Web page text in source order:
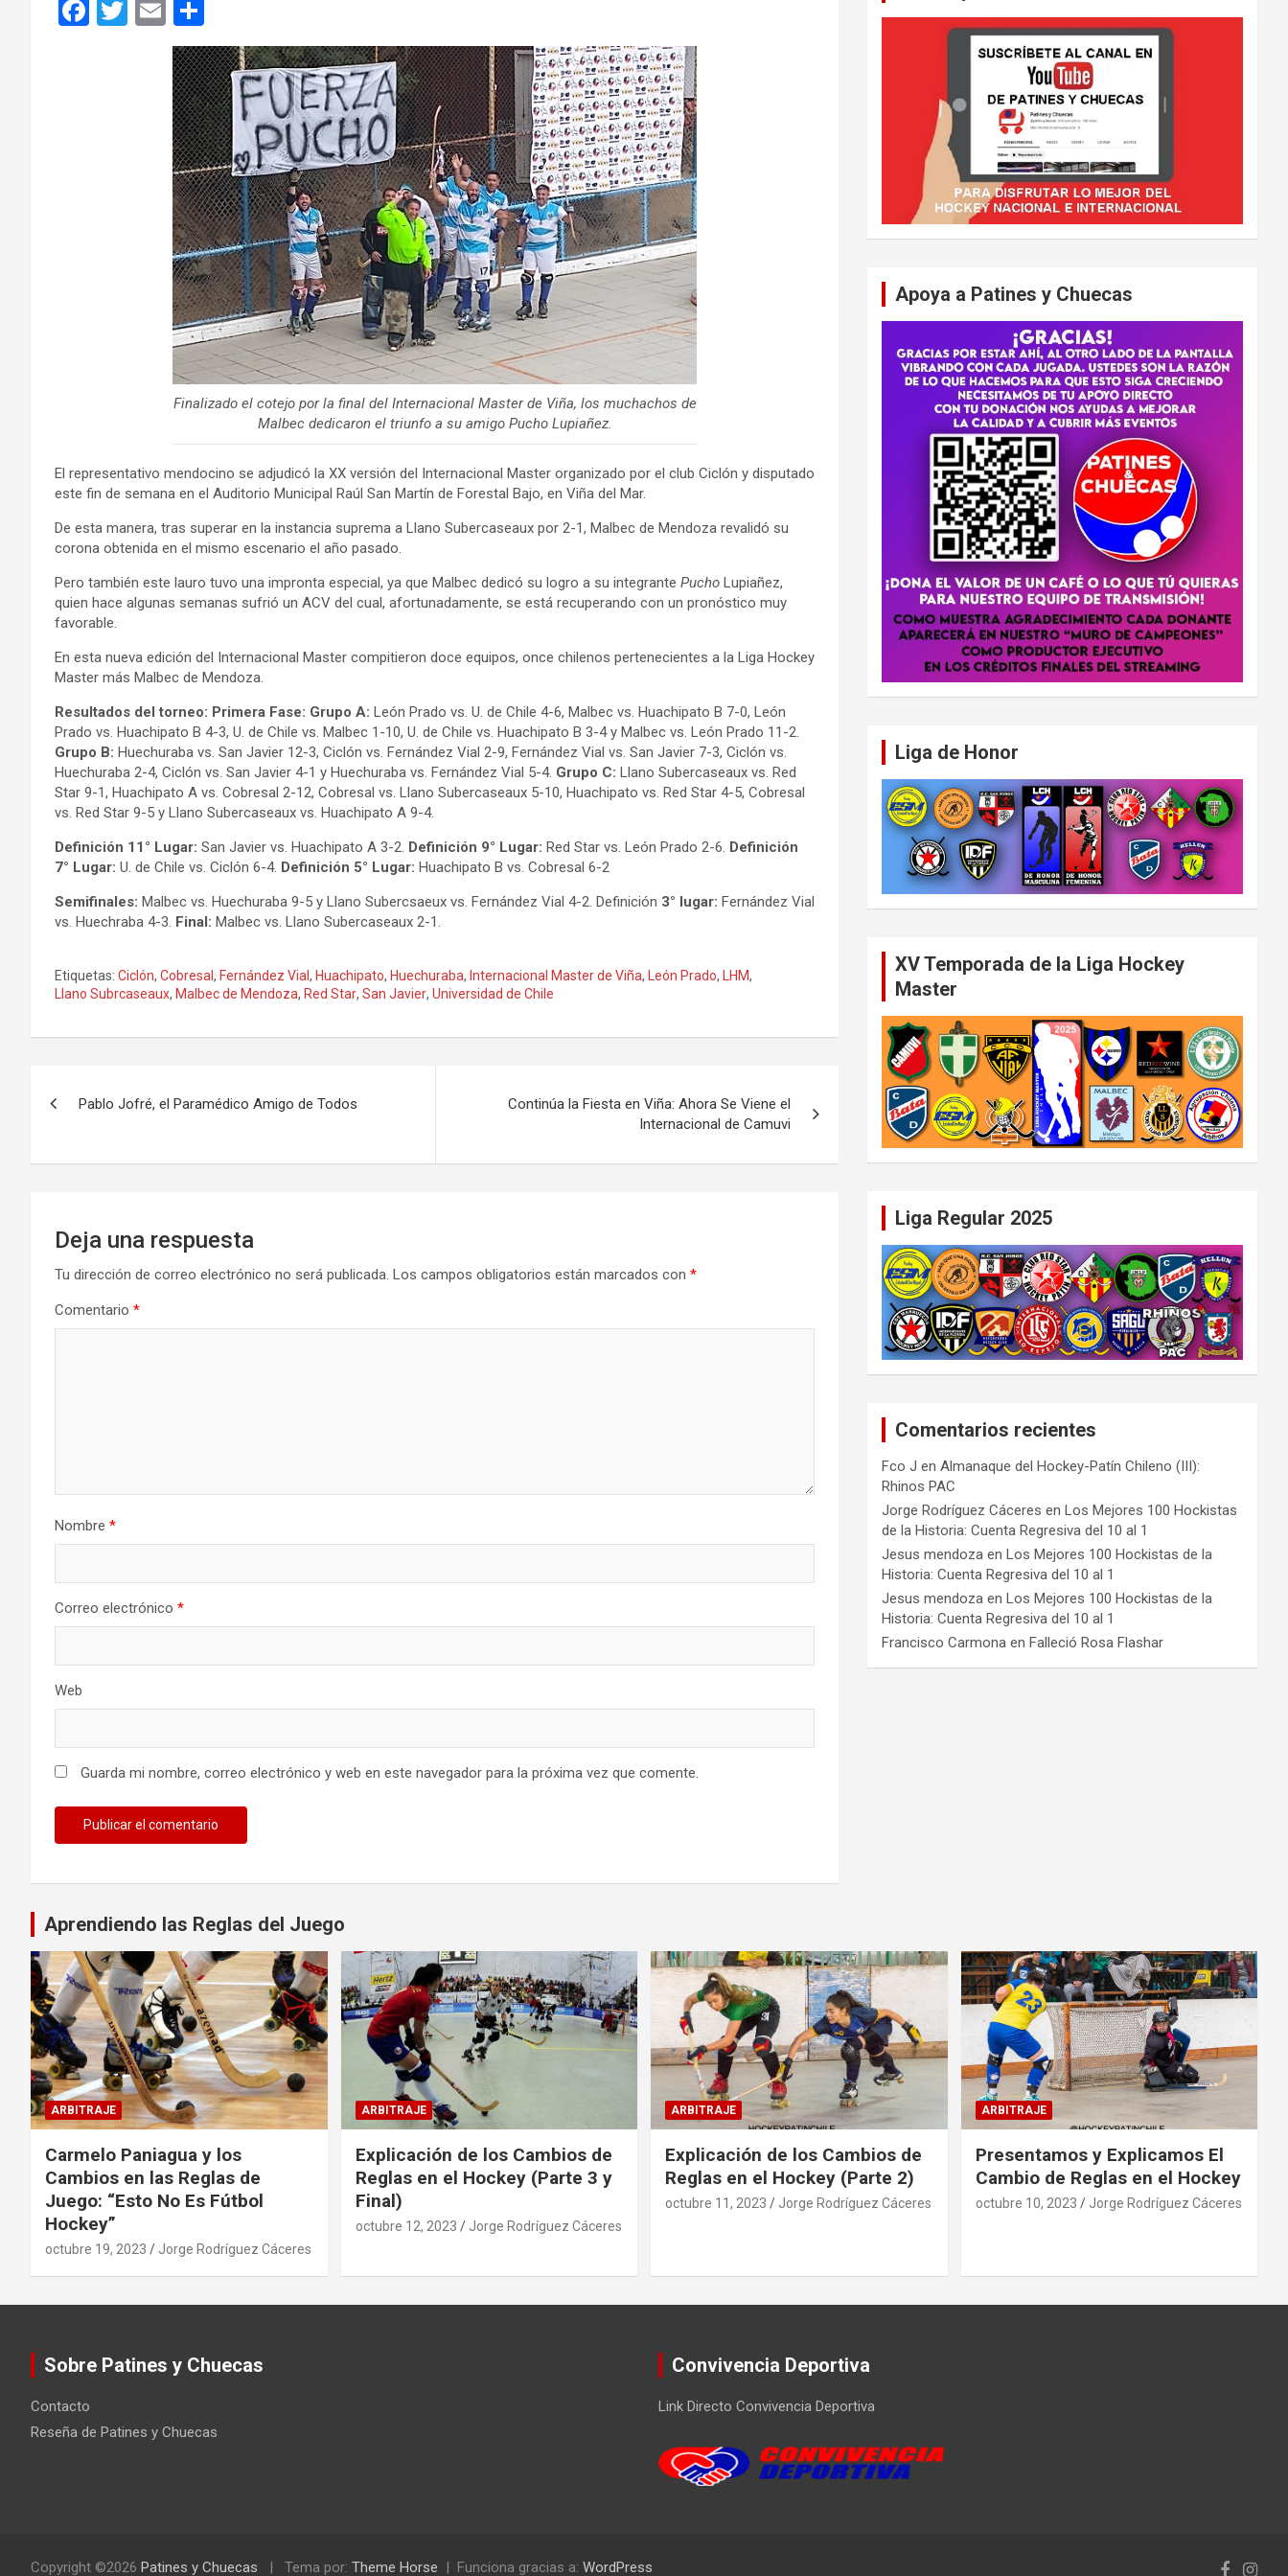
F
T
E
m
ail
o
m
p
ar
tir
Finalizado el cotejo por la final del Internacional Master de Viña, los muchachos de
Malbec dedicaron el triunfo a su amigo Pucho Lupiañez.
El representativo mendocino se adjudicó la XX versión del Internacional Master organizado por el club Ciclón y disputado
este fin de semana en el Auditorio Municipal Raúl San Martín de Forestal Bajo, en Viña del Mar.
De esta manera, tras superar en la instancia suprema a Llano Subercaseaux por 2-1, Malbec de Mendoza revalidó su
corona obtenida en el mismo escenario el año pasado.
Pero también este lauro tuvo una impronta especial, ya que Malbec dedicó su logro a su integrante Pucho Lupiañez,
quien hace algunas semanas sufrió un ACV del cual, afortunadamente, se está recuperando con un pronóstico muy
favorable.
En esta nueva edición del Internacional Master compitieron doce equipos, once chilenos pertenecientes a la Liga Hockey
Master más Malbec de Mendoza.
Resultados del torneo: Primera Fase: Grupo A: León Prado vs. U. de Chile 4-6, Malbec vs. Huachipato B 7-0, León
Prado vs. Huachipato B 4-3, U. de Chile vs. Malbec 1-10, U. de Chile vs. Huachipato B 3-4 y Malbec vs. León Prado 11-2.
Grupo B: Huechuraba vs. San Javier 12-3, Ciclón vs. Fernández Vial 2-9, Fernández Vial vs. San Javier 7-3, Ciclón vs.
Huechuraba 2-4, Ciclón vs. San Javier 4-1 y Huechuraba vs. Fernández Vial 5-4. Grupo C: Llano Subercaseaux vs. Red
Star 9-1, Huachipato A vs. Cobresal 2-12, Cobresal vs. Llano Subercaseaux 5-10, Huachipato vs. Red Star 4-5, Cobresal
vs. Red Star 9-5 y Llano Subercaseaux vs. Huachipato A 9-4.
Definición 11° Lugar: San Javier vs. Huachipato A 3-2. Definición 9° Lugar: Red Star vs. León Prado 2-6. Definición
7° Lugar: U. de Chile vs. Ciclón 6-4. Definición 5° Lugar: Huachipato B vs. Cobresal 6-2
Semifinales: Malbec vs. Huechuraba 9-5 y Llano Subercsaeux vs. Fernández Vial 4-2. Definición 3° lugar: Fernández Vial
vs. Huechraba 4-3. Final: Malbec vs. Llano Subercaseaux 2-1.
Etiquetas: Ciclón, Cobresal , Fernández Vial , Huachipato, Huechuraba, Internacional Master de Viña, León Prado, LHM,
Llano Subrcaseaux, Malbec de Mendoza, Red Star, San Javier, Universidad de Chile
entradas
Pablo Jofré, el Paramédico Amigo de Todos
Continúa la Fiesta en Viña: Ahora Se Viene el
Internacional de Camuvi
Deja una respuesta
Tu dirección de correo electrónico no será publicada. Los campos obligatorios están marcados con *
Comentario *
Nombre *
Correo electrónico *
Web
Guarda mi nombre, correo electrónico y web en este navegador para la próxima vez que comente.
Apoya a Patines y Chuecas
Liga de Honor
XV Temporada de la Liga Hockey
Master
Liga Regular 2025
Comentarios recientes
Fco J enAlmanaque del Hockey-Patín Chileno (III):
Rhinos PAC
Jorge Rodríguez Cáceres enLos Mejores 100 Hockistas
de la Historia: Cuenta Regresiva del 10 al 1
Jesus mendoza enLos Mejores 100 Hockistas de la
Historia: Cuenta Regresiva del 10 al 1
Jesus mendoza enLos Mejores 100 Hockistas de la
Historia: Cuenta Regresiva del 10 al 1
Francisco Carmona enFalleció Rosa Flashar
Aprendiendo las Reglas del Juego
ARBITRAJE
Carmelo Paniagua y los
Cambios en las Reglas de
Juego: “Esto No Es Fútbol
Hockey”
octubre 19, 2023 Jorge Rodríguez Cáceres
ARBITRAJE
Explicación de los Cambios de
Reglas en el Hockey (Parte 3 y
Final)
octubre 12, 2023 Jorge Rodríguez Cáceres
ARBITRAJE
Explicación de los Cambios de
Reglas en el Hockey (Parte 2)
octubre 11, 2023 Jorge Rodríguez Cáceres
ARBITRAJE
Presentamos y Explicamos El
Cambio de Reglas en el Hockey
octubre 10, 2023 Jorge Rodríguez Cáceres
Sobre Patines y Chuecas
Contacto
Reseña de Patines y Chuecas
Convivencia Deportiva
Link Directo Convivencia Deportiva
Copyright ©2026 Patines y Chuecas Tema por: Theme Horse Funciona gracias a: WordPress